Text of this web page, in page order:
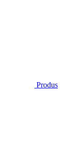
Produs